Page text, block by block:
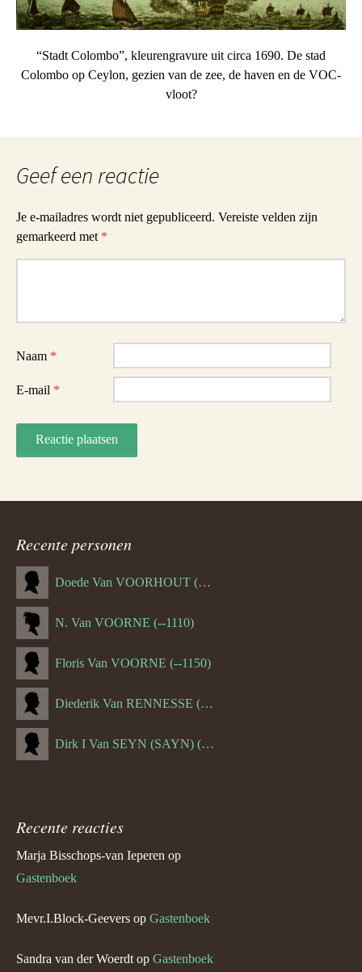
“Stadt Colombo”, kleurengravure uit circa 1690. De stad
Colombo op Ceylon, gezien van de zee, de haven en de VOC-
vloot?
Geef een reactie
Je e-mailadres wordt niet gepubliceerd. Vereiste velden zijn
gemarkeerd met *
Naam *
E-mail *
Recente personen
Doede Van VOORHOUT (Van FORNEHOLT) (--1101)
N. Van VOORNE (--1110)
Floris Van VOORNE (--1150)
Diederik Van RENNESSE (--1144)
Dirk I Van SEYN (SAYN) (--1120)
Recente reacties
Marja Bisschops-van Ieperen op
Gastenboek
Mevr.I.Block-Geevers op Gastenboek
Sandra van der Woerdt op Gastenboek